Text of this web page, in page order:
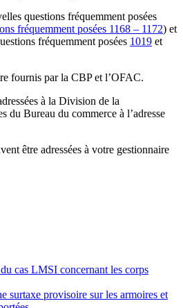
questions fréquemment posées
fréquemment posées 1168 – 1172) et
fréquemment posées 1019 et
fournis par la CBP et l’OFAC.
à la Division de la
du Bureau du commerce à l’adresse
être adressées à votre gestionnaire
cas LMSI concernant les corps
surtaxe provisoire sur les armoires et